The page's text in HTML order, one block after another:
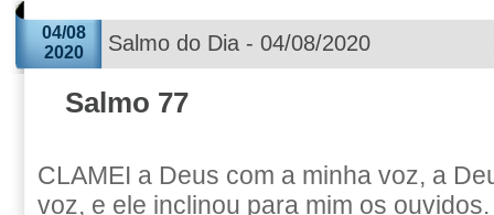
04/08
2020
Salmo do Dia - 04/08/2020
Salmo 77
CLAMEI a Deus com a minha voz, a
voz, e ele inclinou para mim os ouvidos.